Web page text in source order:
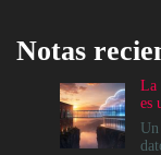
Notas
La
es